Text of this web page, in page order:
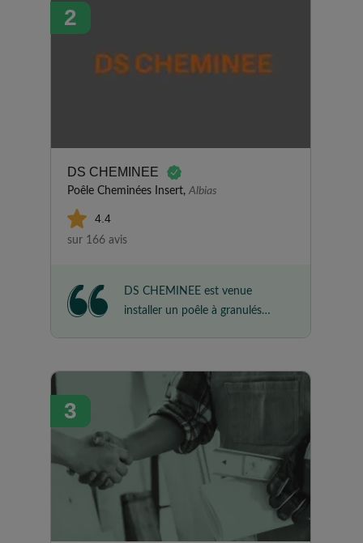
2
DS CHEMINEE
Poêle Cheminées Insert, Albias
4.4
sur 166 avis
DS CHEMINEE est venue
installer un poêle à granulés
pas énormément. La pose n'a
posé aucun problème. Je suis
satisfait.
3